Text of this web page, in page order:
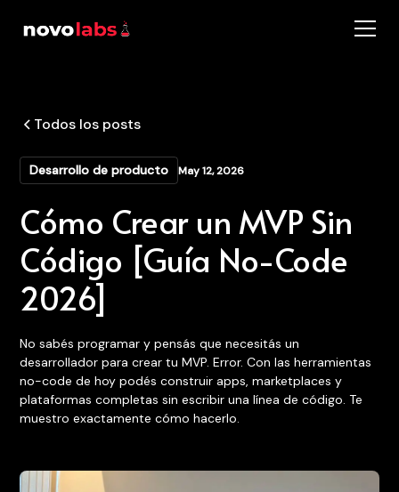
Todos los posts
Desarrollo de producto May 12, 2026
Cómo Crear un MVP Sin
Código [Guía No-Code
2026]
No sabés programar y pensás que necesitás un
desarrollador para crear tu MVP. Error. Con las herramientas
no-code de hoy podés construir apps, marketplaces y
plataformas completas sin escribir una línea de código. Te
muestro exactamente cómo hacerlo.